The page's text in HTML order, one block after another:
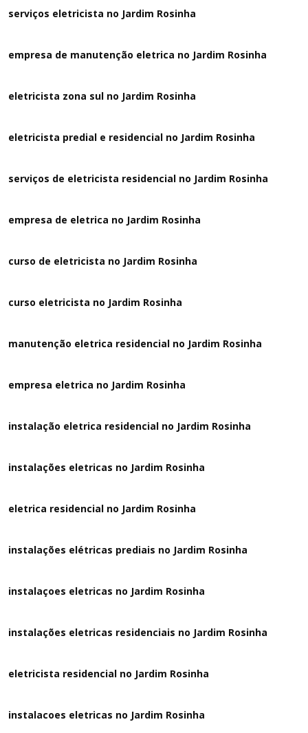
serviços eletricista no Jardim Rosinha
empresa de manutenção eletrica no Jardim Rosinha
eletricista zona sul no Jardim Rosinha
eletricista predial e residencial no Jardim Rosinha
serviços de eletricista residencial no Jardim Rosinha
empresa de eletrica no Jardim Rosinha
curso de eletricista no Jardim Rosinha
curso eletricista no Jardim Rosinha
manutenção eletrica residencial no Jardim Rosinha
empresa eletrica no Jardim Rosinha
instalação eletrica residencial no Jardim Rosinha
instalações eletricas no Jardim Rosinha
eletrica residencial no Jardim Rosinha
instalações elétricas prediais no Jardim Rosinha
instalaçoes eletricas no Jardim Rosinha
instalações eletricas residenciais no Jardim Rosinha
eletricista residencial no Jardim Rosinha
instalacoes eletricas no Jardim Rosinha